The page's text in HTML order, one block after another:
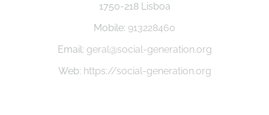
1750-218 Lisboa
Mobile: 913228460
Email: geral@social-generation.org
Web: https://social-generation.org